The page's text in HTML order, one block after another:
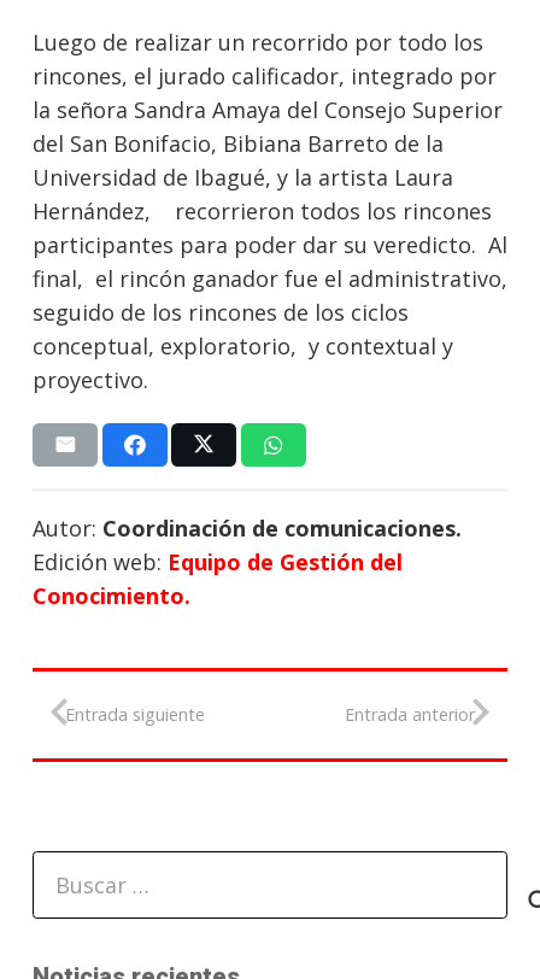
Luego de realizar un recorrido por todo los
rincones, el jurado calificador, integrado por
la señora Sandra Amaya del Consejo Superior
del San Bonifacio, Bibiana Barreto de la
Universidad de Ibagué, y la artista Laura
Hernández, recorrieron todos los rincones
participantes para poder dar su veredicto. Al
final, el rincón ganador fue el administrativo,
seguido de los rincones de los ciclos
conceptual, exploratorio, y contextual y
proyectivo.
Autor: Coordinación de comunicaciones.
Edición web: Equipo de Gestión del
Conocimiento.
Entrada siguiente Entrada anterior